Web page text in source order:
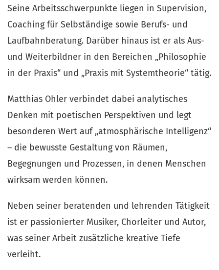
Seine Arbeitsschwerpunkte liegen in Supervision,
Coaching für Selbständige sowie Berufs- und
Laufbahnberatung. Darüber hinaus ist er als Aus-
und Weiterbildner in den Bereichen „Philosophie
in der Praxis“ und „Praxis mit Systemtheorie“ tätig.
Matthias Ohler verbindet dabei analytisches
Denken mit poetischen Perspektiven und legt
besonderen Wert auf „atmosphärische Intelligenz“
– die bewusste Gestaltung von Räumen,
Begegnungen und Prozessen, in denen Menschen
wirksam werden können.
Neben seiner beratenden und lehrenden Tätigkeit
ist er passionierter Musiker, Chorleiter und Autor,
was seiner Arbeit zusätzliche kreative Tiefe
verleiht.